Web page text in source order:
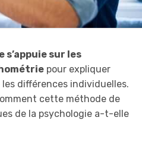
s’appuie sur les
pour expliquer
différences individuelles.
cette méthode de
de la psychologie a-t-elle